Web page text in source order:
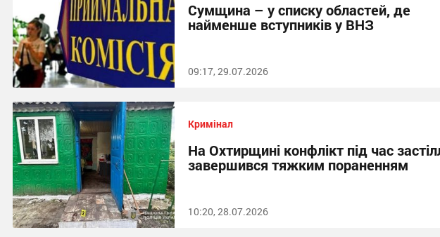
Сумщина – у списку областей, де
найменше вступників у ВНЗ
09:17, 29.07.2026
Кримінал
На Охтирщині конфлікт під час
завершився тяжким пораненням
10:20, 28.07.2026